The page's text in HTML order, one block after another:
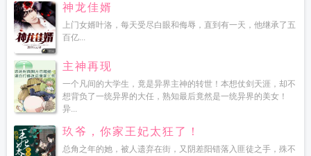
神龙佳婿
上门女婿叶洛，每天受尽白眼和侮辱，直到有一天，他继承了五
百亿...
主神再现
一个凡间的大学生，竟是异界主神的转世！本想仗剑天涯，却不
想背负了一统异界的大任，熟知最后竟然是一统异界的美女！
异...
玖爷，你家王妃太狂了！
总角之年的她，被人遗弃在街，又阴差阳错落入匪徒之手，殊不